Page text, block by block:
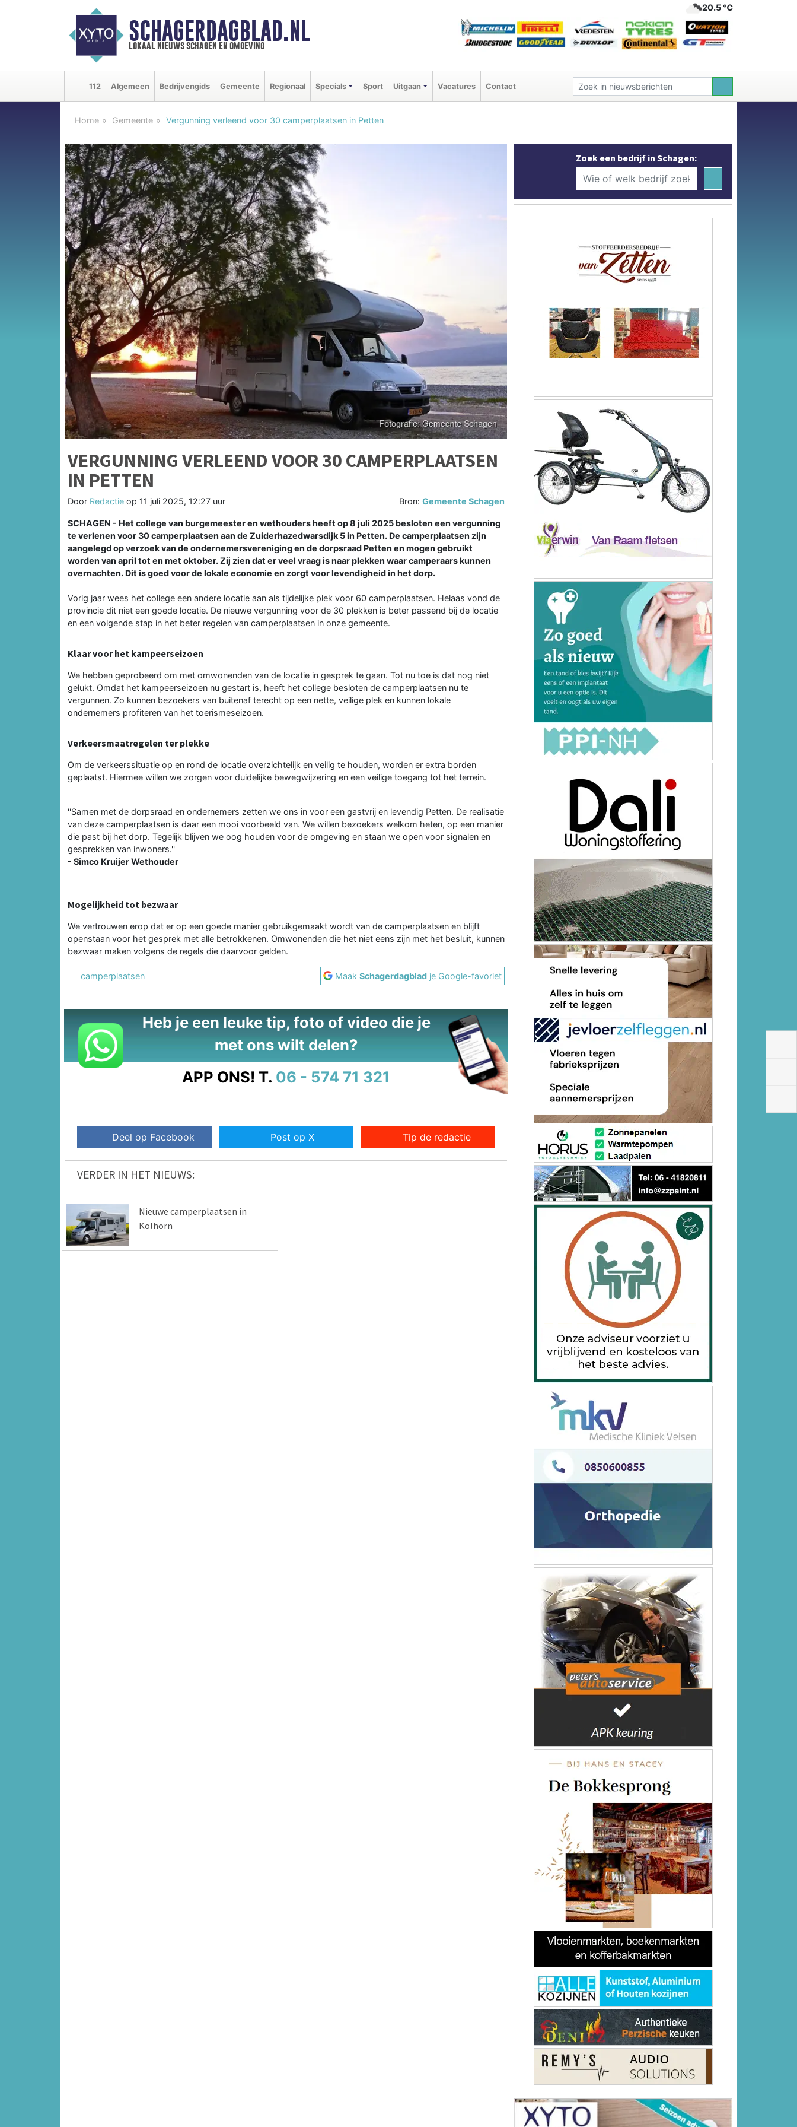
SCHAGERDAGBLAD.NL
lokaal nieuws schagen en omgeving
20.5 ℃
112 Algemeen Bedrijvengids Gemeente Regionaal Specials Sport Uitgaan Vacatures Contact
Home Gemeente Vergunning verleend voor 30 camperplaatsen in Petten
VERGUNNING VERLEEND VOOR 30 CAMPERPLAATSEN
IN PETTEN
Door Redactie op 11 juli 2025, 12:27 uur Bron:Gemeente Schagen
SCHAGEN - Het college van burgemeester en wethouders heeft op 8 juli 2025 besloten een vergunning
te verlenen voor 30 camperplaatsen aan de Zuiderhazedwarsdijk 5 in Petten. De camperplaatsen zijn
aangelegd op verzoek van de ondernemersvereniging en de dorpsraad Petten en mogen gebruikt
worden van april tot en met oktober. Zij zien dat er veel vraag is naar plekken waar camperaars kunnen
overnachten. Dit is goed voor de lokale economie en zorgt voor levendigheid in het dorp.
Vorig jaar wees het college een andere locatie aan als tijdelijke plek voor 60 camperplaatsen. Helaas vond de
provincie dit niet een goede locatie. De nieuwe vergunning voor de 30 plekken is beter passend bij de locatie
en een volgende stap in het beter regelen van camperplaatsen in onze gemeente.
Klaar voor het kampeerseizoen
We hebben geprobeerd om met omwonenden van de locatie in gesprek te gaan. Tot nu toe is dat nog niet
gelukt. Omdat het kampeerseizoen nu gestart is, heeft het college besloten de camperplaatsen nu te
vergunnen. Zo kunnen bezoekers van buitenaf terecht op een nette, veilige plek en kunnen lokale
ondernemers profiteren van het toerismeseizoen.
Verkeersmaatregelen ter plekke
Om de verkeerssituatie op en rond de locatie overzichtelijk en veilig te houden, worden er extra borden
geplaatst. Hiermee willen we zorgen voor duidelijke bewegwijzering en een veilige toegang tot het terrein.
''Samen met de dorpsraad en ondernemers zetten we ons in voor een gastvrij en levendig Petten. De realisatie
van deze camperplaatsen is daar een mooi voorbeeld van. We willen bezoekers welkom heten, op een manier
die past bij het dorp. Tegelijk blijven we oog houden voor de omgeving en staan we open voor signalen en
gesprekken van inwoners.''
- Simco Kruijer Wethouder
Mogelijkheid tot bezwaar
We vertrouwen erop dat er op een goede manier gebruikgemaakt wordt van de camperplaatsen en blijft
openstaan voor het gesprek met alle betrokkenen. Omwonenden die het niet eens zijn met het besluit, kunnen
bezwaar maken volgens de regels die daarvoor gelden.
camperplaatsen MaakSchagerdagblad je Google-favoriet
Heb je een leuke tip, foto of video die je
met ons wilt delen?
APP ONS! T. 06 - 574 71 321
Deel op Facebook Post op X Tip de redactie
VERDER IN HET NIEUWS:
Nieuwe camperplaatsen in
Kolhorn
Zoek een bedrijf in Schagen: